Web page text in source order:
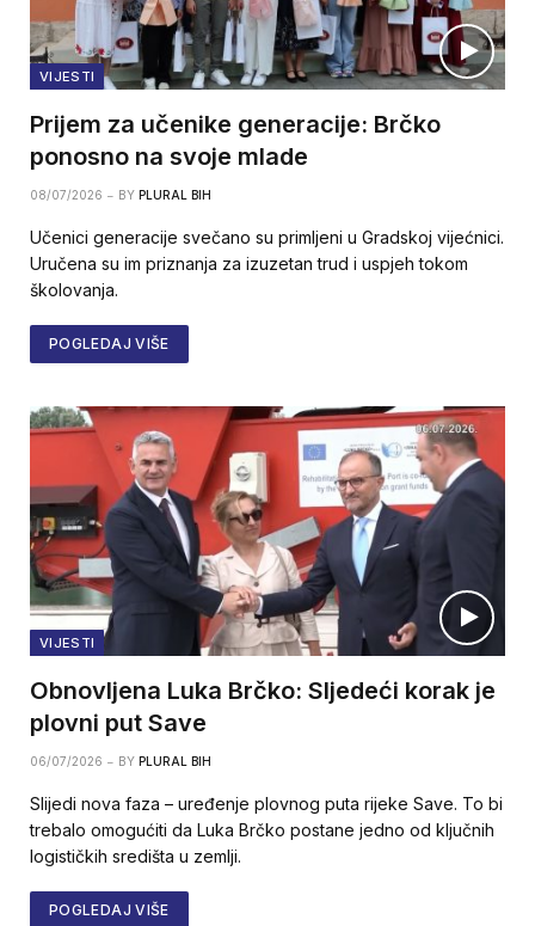
VIJESTI
Prijem za učenike generacije: Brčko
ponosno na svoje mlade
08/07/2026 BY PLURAL BIH
Učenici generacije svečano su primljeni u Gradskoj vijećnici.
Uručena su im priznanja za izuzetan trud i uspjeh tokom
školovanja.
POGLEDAJ VIŠE
VIJESTI
Obnovljena Luka Brčko: Sljedeći korak je
plovni put Save
06/07/2026 BY PLURAL BIH
Slijedi nova faza – uređenje plovnog puta rijeke Save. To bi
trebalo omogućiti da Luka Brčko postane jedno od ključnih
logističkih središta u zemlji.
POGLEDAJ VIŠE